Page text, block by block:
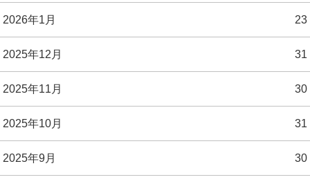
2026年1月 23
2025年12月 31
2025年11月 30
2025年10月 31
2025年9月 30